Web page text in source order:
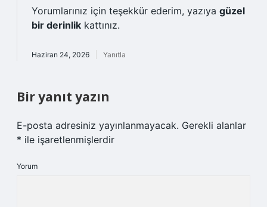
Yorumlarınız için teşekkür ederim, yazıya güzel
bir derinlik kattınız.
Haziran 24, 2026 Yanıtla
Bir yanıt yazın
E-posta adresiniz yayınlanmayacak. Gerekli alanlar
* ile işaretlenmişlerdir
Yorum